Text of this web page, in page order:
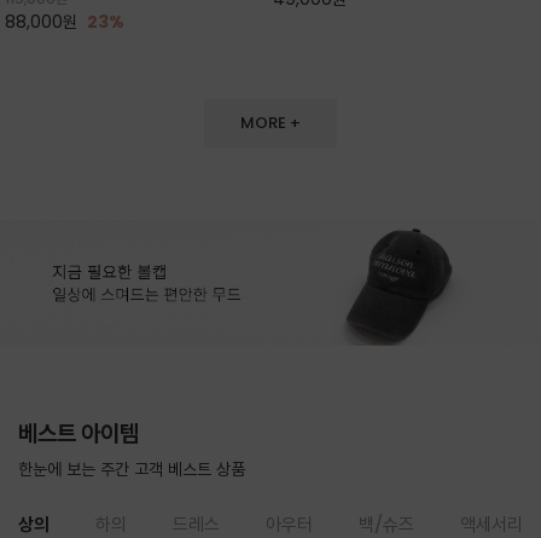
88,000원 23%
MORE +
베스트 아이템
한눈에 보는 주간 고객 베스트 상품
상의 하의 드레스 아우터 백/슈즈 액세서리